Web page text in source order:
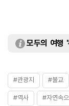
모두의 여행
#관광지 #불교
#역사 #자연속